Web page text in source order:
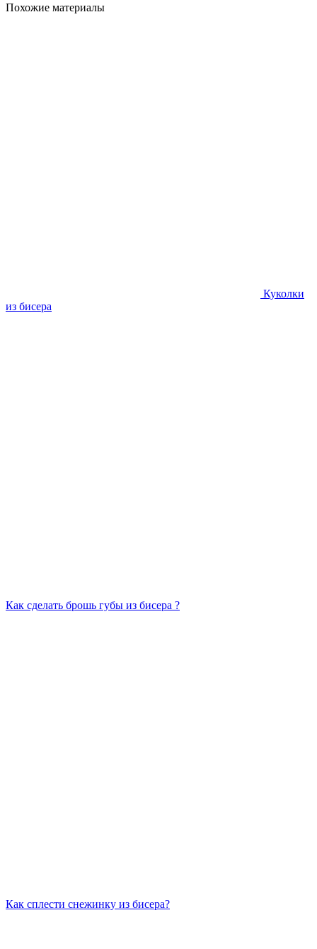
Похожие материалы
Куколки
из бисера
Как сделать брошь губы из бисера ?
Как сплести снежинку из бисера?